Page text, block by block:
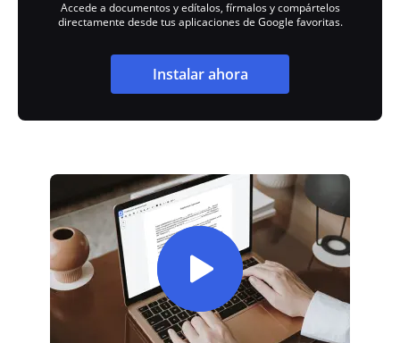
Accede a documentos y edítalos, fírmalos y compártelos
directamente desde tus aplicaciones de Google favoritas.
Instalar ahora